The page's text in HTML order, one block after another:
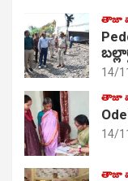
తాజా
14/
తాజా
14/
తాజా